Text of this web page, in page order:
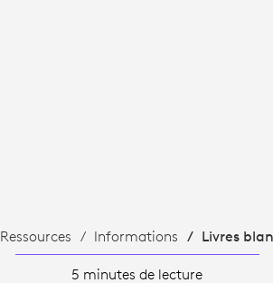
Ressources Informations Livres
5 minutes de lecture